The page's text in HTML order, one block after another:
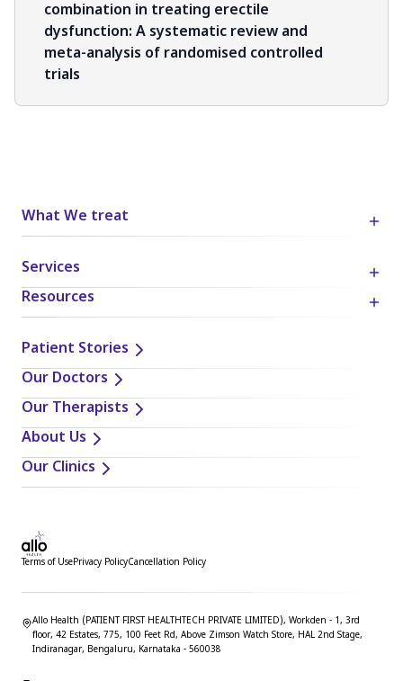
combination in treating erectile
dysfunction: A systematic review and
meta-analysis of randomised controlled
trials
What We treat
Services
Resources
Patient Stories
Our Doctors
Our Therapists
About Us
Our Clinics
Terms of UsePrivacy PolicyCancellation Policy
Allo Health (PATIENT FIRST HEALTHTECH PRIVATE LIMITED), Workden - 1, 3rd
floor, 42 Estates, 775, 100 Feet Rd, Above Zimson Watch Store, HAL 2nd Stage,
Indiranagar, Bengaluru, Karnataka - 560038